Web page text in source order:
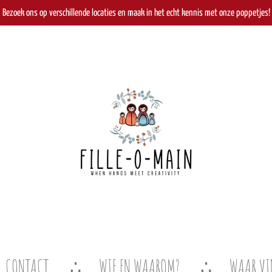
Bezoek ons op verschillende locaties en maak in het echt kennis met onze poppetjes!
CONTACT WIE EN WAAROM?
WAAR